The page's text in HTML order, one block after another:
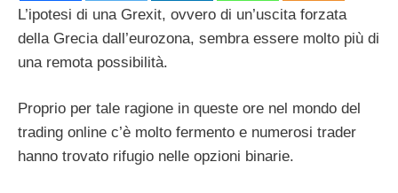
L’ipotesi di una Grexit, ovvero di un’uscita forzata
della Grecia dall’eurozona, sembra essere molto più di
una remota possibilità.
Proprio per tale ragione in queste ore nel mondo del
trading online c’è molto fermento e numerosi trader
hanno trovato rifugio nelle opzioni binarie.